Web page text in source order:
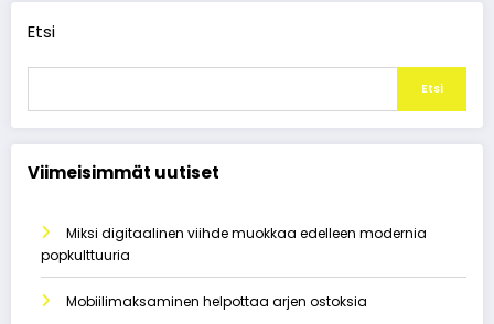
Etsi
Etsi
Viimeisimmät uutiset
Miksi digitaalinen viihde muokkaa edelleen modernia
popkulttuuria
Mobiilimaksaminen helpottaa arjen ostoksia